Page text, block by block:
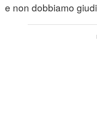
e non dobbiamo